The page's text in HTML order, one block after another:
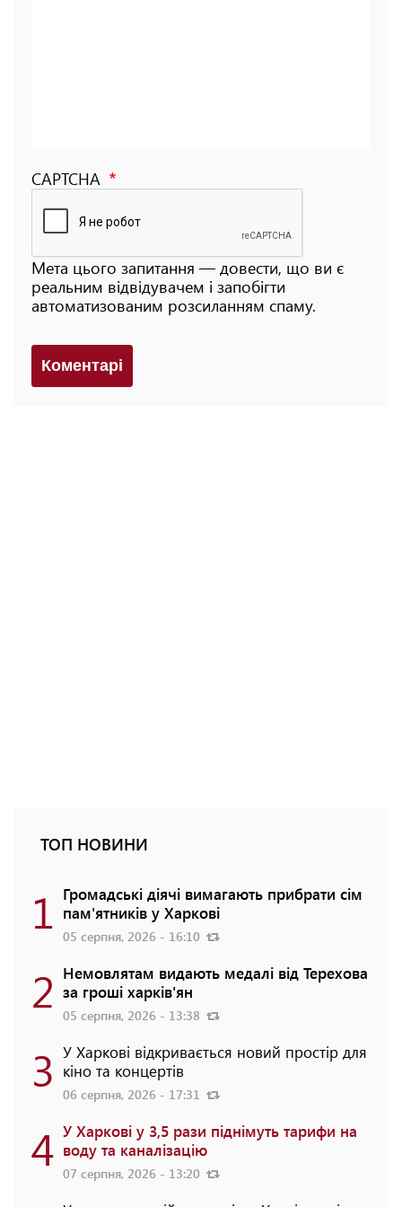
CAPTCHA
Мета цього запитання — довести, що ви є
реальним відвідувачем і запобігти
автоматизованим розсиланням спаму.
Коментарi
ТОП НОВИНИ
1 Громадські діячі вимагають прибрати сім
пам'ятників у Харкові
05 серпня, 2026 - 16:10
2 Немовлятам видають медалі від Терехова
за гроші харків'ян
05 серпня, 2026 - 13:38
3 У Харкові відкривається новий простір для
кіно та концертів
06 серпня, 2026 - 17:31
4 У Харкові у 3,5 рази піднімуть тарифи на
воду та каналізацію
07 серпня, 2026 - 13:20